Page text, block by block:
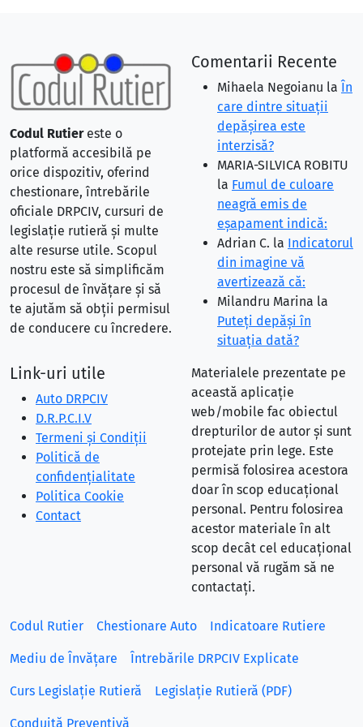
Codul Rutiereste o
platformă accesibilă pe
orice dispozitiv, oferind
chestionare, întrebările
oficiale DRPCIV, cursuri de
legislație rutieră și multe
alte resurse utile. Scopul
nostru este să simplificăm
procesul de învățare și să
te ajutăm să obții permisul
de conducere cu încredere.
Comentarii Recente
Mihaela Negoianu la În
care dintre situaţii
depăşirea este
interzisă?
MARIA-SILVICA ROBITU
la Fumul de culoare
neagră emis de
eşapament indică:
Adrian C. la Indicatorul
din imagine vă
avertizează că:
Milandru Marina la
Puteţi depăşi în
situaţia dată?
Link-uri utile
Auto DRPCIV
D.R.P.C.I.V
Termeni și Condiții
Politică de
confidențialitate
Politica Cookie
Contact
Materialele prezentate pe
această aplicație
web/mobile fac obiectul
drepturilor de autor și sunt
protejate prin lege. Este
permisă folosirea acestora
doar în scop educațional
personal. Pentru folosirea
acestor materiale în alt
scop decât cel educațional
personal vă rugăm să ne
contactați.
Codul Rutier Chestionare Auto Indicatoare Rutiere
Mediu de Învățare Întrebările DRPCIV Explicate
Curs Legislație Rutieră Legislație Rutieră (PDF)
Conduită Preventivă